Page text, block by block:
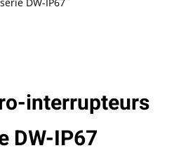
interrupteurs
DW-IP67